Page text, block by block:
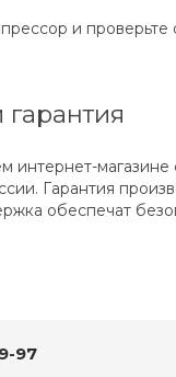
и проверьте
гарантия
интернет-магазине
Гарантия
обеспечат
97